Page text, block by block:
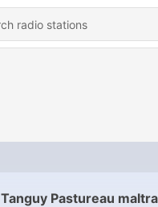
Tanguy Pastureau